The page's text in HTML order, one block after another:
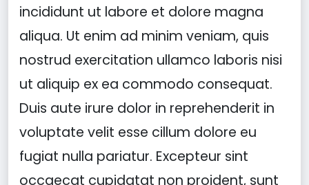
incididunt ut labore et dolore magna
aliqua. Ut enim ad minim veniam, quis
nostrud exercitation ullamco laboris nisi
ut aliquip ex ea commodo consequat.
Duis aute irure dolor in reprehenderit in
voluptate velit esse cillum dolore eu
fugiat nulla pariatur. Excepteur sint
occaecat cupidatat non proident, sunt